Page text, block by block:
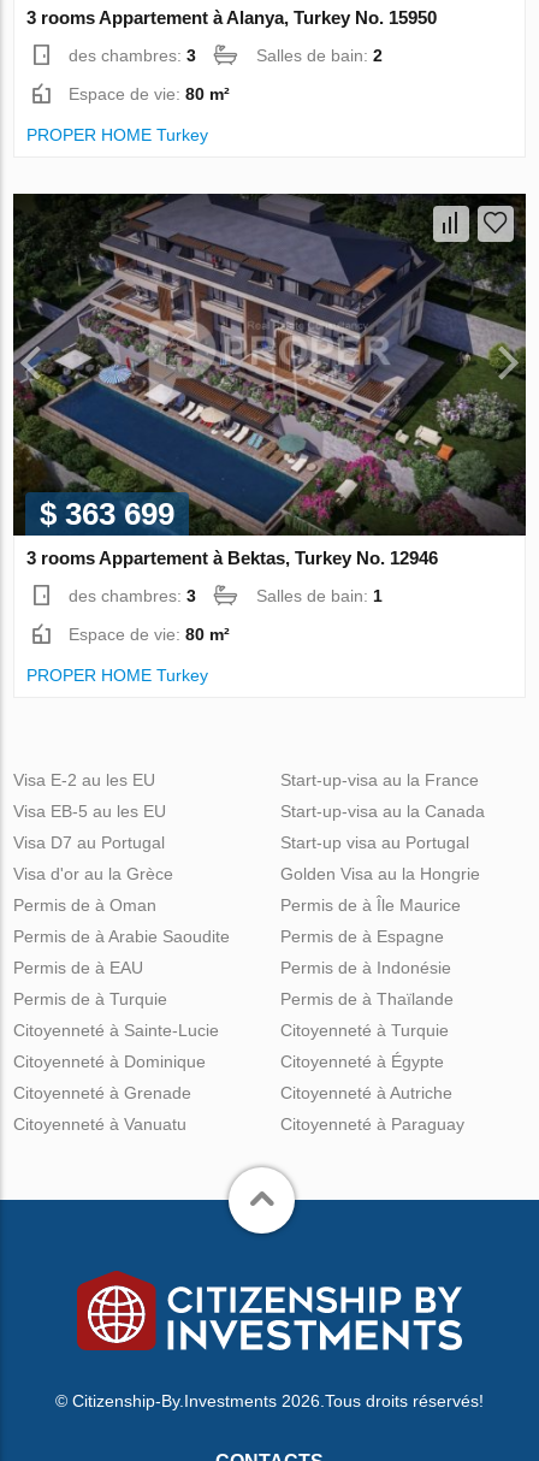
3 rooms Appartement à Alanya, Turkey No. 15950
des chambres:3 Salles de bain:2
Espace de vie:80 m²
PROPER HOME Turkey
$ 363 699
3 rooms Appartement à Bektas, Turkey No. 12946
des chambres:3 Salles de bain: 1
Espace de vie:80 m²
PROPER HOME Turkey
Visa E-2 au les EU
Visa EB-5 au les EU
Visa D7 au Portugal
Visa d'or au la Grèce
Start-up-visa au la France
Start-up-visa au la Canada
Start-up visa au Portugal
Golden Visa au la Hongrie
Permis de à Oman
Permis de à Arabie Saoudite
Permis de à EAU
Permis de à Turquie
Permis de à Île Maurice
Permis de à Espagne
Permis de à Indonésie
Permis de à Thaïlande
Citoyenneté à Sainte-Lucie
Citoyenneté à Dominique
Citoyenneté à Grenade
Citoyenneté à Vanuatu
Citoyenneté à Turquie
Citoyenneté à Égypte
Citoyenneté à Autriche
Citoyenneté à Paraguay
© Citizenship-By.Investments 2026.Tous droits réservés!